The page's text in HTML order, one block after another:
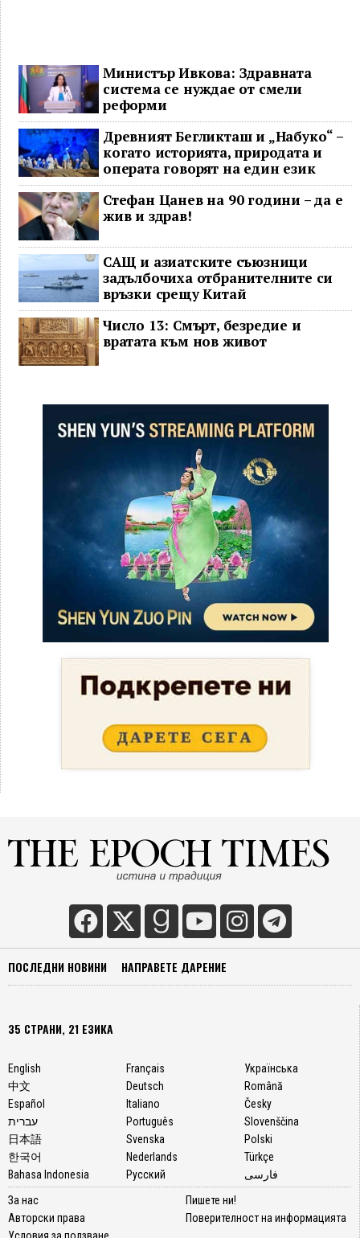
Министър Ивкова: Здравната
система се нуждае от смели
реформи
Древният Бегликташ и „Набуко“ –
когато историята, природата и
операта говорят на един език
Стефан Цанев на 90 години – да е
жив и здрав!
САЩ и азиатските съюзници
задълбочиха отбранителните си
връзки срещу Китай
Число 13: Смърт, безредие и
вратата към нов живот
ПОСЛЕДНИ НОВИНИ НАПРАВЕТЕ ДАРЕНИЕ
35 СТРАНИ, 21 ЕЗИКА
English
中文
Español
עברית
日本語
한국어
Bahasa Indonesia
Français
Deutsch
Italiano
Português
Svenska
Nederlands
Русский
Українська
Română
Česky
Slovenščina
Polski
Türkçe
فارسی
За нас
Авторски права
Пишете ни!
Поверителност на информацията